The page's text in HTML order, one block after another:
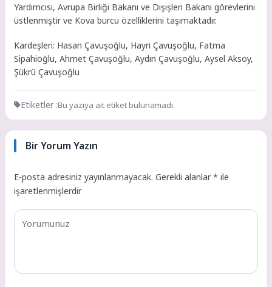
Yardımcısı, Avrupa Birliği Bakanı ve Dışişleri Bakanı görevlerini
üstlenmiştir ve Kova burcu özelliklerini taşımaktadır.
Kardeşleri: Hasan Çavuşoğlu, Hayri Çavuşoğlu, Fatma
Sipahioğlu, Ahmet Çavuşoğlu, Aydın Çavuşoğlu, Aysel Aksoy,
Şükrü Çavuşoğlu
Etiketler :Bu yazıya ait etiket bulunamadı.
Bir Yorum Yazın
E-posta adresiniz yayınlanmayacak. Gerekli alanlar* ile
işaretlenmişlerdir